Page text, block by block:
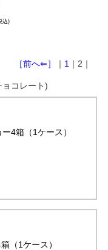
込)
［前へ⇐］ ｜ 1 ｜2｜
コレート)
4箱（1ケース）
（1ケース）